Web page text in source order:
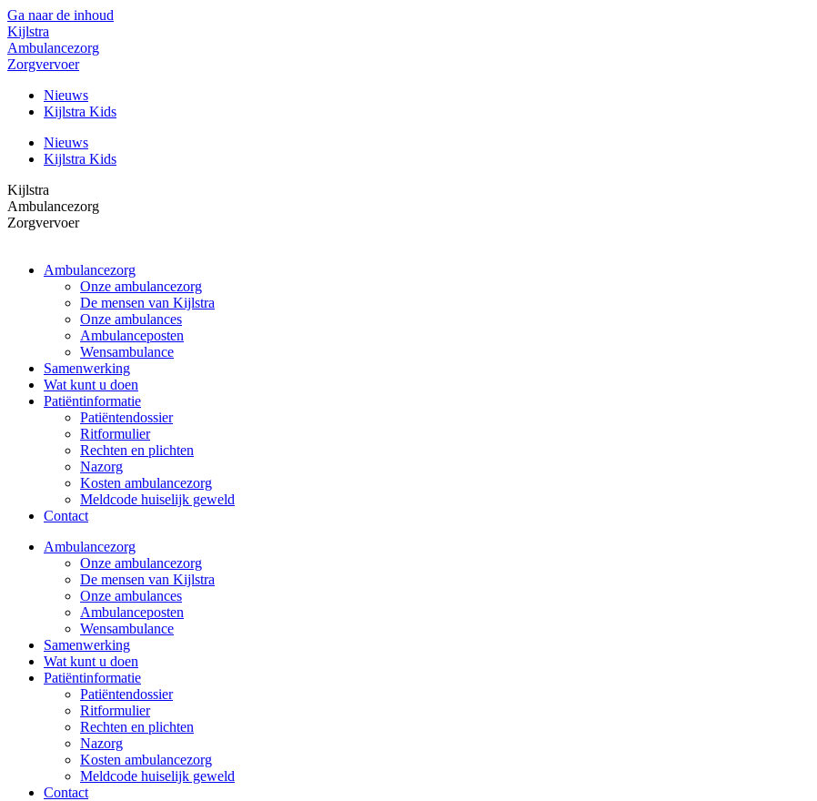
Ga naar de inhoud
Kijlstra
Ambulancezorg
Zorgvervoer
Nieuws
Kijlstra Kids
Nieuws
Kijlstra Kids
Kijlstra
Ambulancezorg
Zorgvervoer
Ambulancezorg
Onze ambulancezorg
De mensen van Kijlstra
Onze ambulances
Ambulanceposten
Wensambulance
Samenwerking
Wat kunt u doen
Patiëntinformatie
Patiëntendossier
Ritformulier
Rechten en plichten
Nazorg
Kosten ambulancezorg
Meldcode huiselijk geweld
Contact
Ambulancezorg
Onze ambulancezorg
De mensen van Kijlstra
Onze ambulances
Ambulanceposten
Wensambulance
Samenwerking
Wat kunt u doen
Patiëntinformatie
Patiëntendossier
Ritformulier
Rechten en plichten
Nazorg
Kosten ambulancezorg
Meldcode huiselijk geweld
Contact